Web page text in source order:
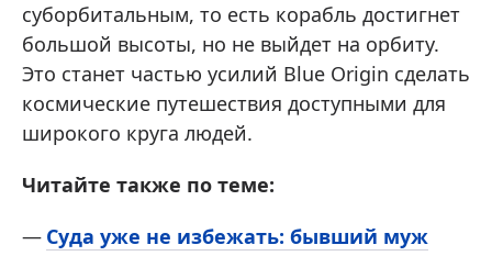
суборбитальным, то есть корабль достигнет
большой высоты, но не выйдет на орбиту.
Это станет частью усилий Blue Origin сделать
космические путешествия доступными для
широкого круга людей.
Читайте также по теме:
Суда уже не избежать: бывший муж